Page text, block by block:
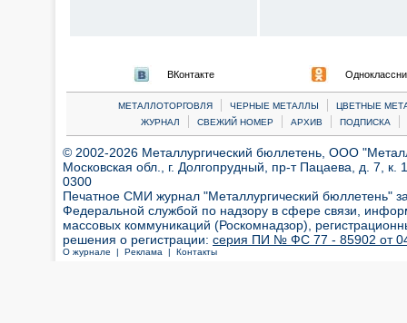
ВКонтакте
МЕТАЛЛОТОРГОВЛЯ | ЧЕРНЫЕ МЕТАЛЛЫ |
ЦВЕТНЫЕ
ЖУРНАЛ
| СВЕЖИЙ НОМЕР | АРХИВ | ПОДПИСКА |
© 2002-2026 Металлургический бюллетень, ООО
Московская обл., г. Долгопрудный, пр-т Пацаева, д. 7,
0300
Печатное СМИ журнал "Металлургический бюллетень"
Федеральной службой по надзору в сфере связи,
массовых коммуникаций (Роскомнадзор),
решения о регистрации: серия ПИ № ФС 77 - 85902 от 04
О журнале | Реклама | Контакты